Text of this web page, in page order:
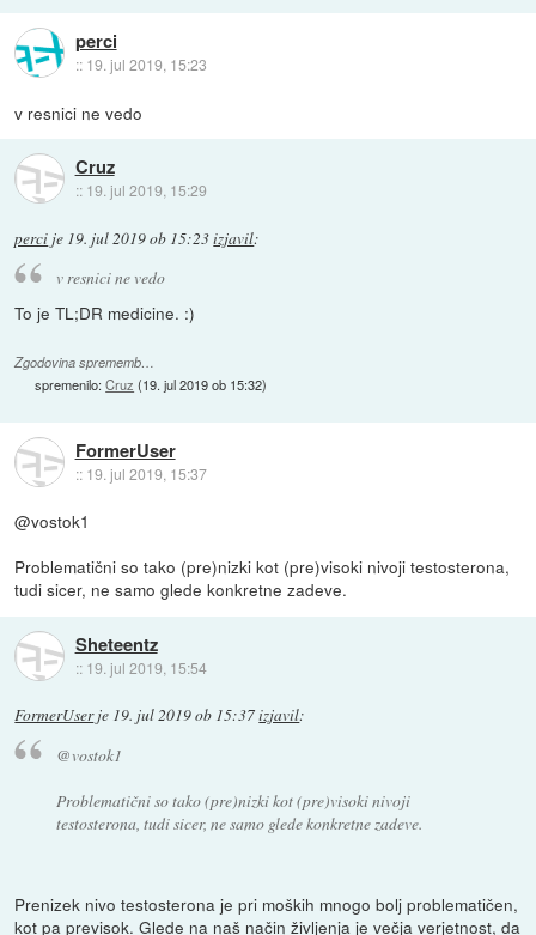
perci
:: 19. jul 2019, 15:23
v resnici ne vedo
Cruz
:: 19. jul 2019, 15:29
perci je 19. jul 2019 ob 15:23izjavil:
v resnici ne vedo
To je TL;DR medicine. :)
Zgodovina sprememb…
spremenilo:Cruz (19. jul 2019 ob 15:32)
FormerUser
:: 19. jul 2019, 15:37
@vostok1
Problematični so tako (pre)nizki kot (pre)visoki nivoji testosterona,
tudi sicer, ne samo glede konkretne zadeve.
Sheteentz
:: 19. jul 2019, 15:54
FormerUserje 19. jul 2019 ob 15:37izjavil:
@vostok1
Problematični so tako (pre)nizki kot (pre)visoki nivoji
testosterona, tudi sicer, ne samo glede konkretne zadeve.
Prenizek nivo testosterona je pri moških mnogo bolj problematičen,
kot pa previsok. Glede na naš način življenja je večja verjetnost, da